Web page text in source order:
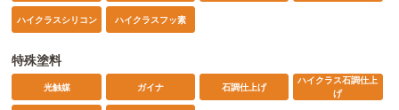
ハイクラスシリコン ハイクラスフッ素
特殊塗料
光触媒 ガイナ 石調仕上げ
ハイクラス石調仕上
げ